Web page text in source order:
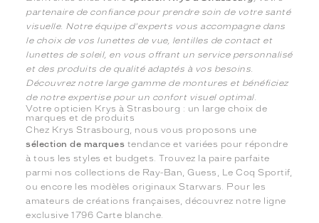
partenaire de confiance pour prendre soin de votre santé
visuelle. Notre équipe d'experts vous accompagne dans
le choix de vos lunettes de vue, lentilles de contact et
lunettes de soleil, en vous offrant un service personnalisé
et des produits de qualité adaptés à vos besoins.
Découvrez notre large gamme de montures et bénéficiez
de notre expertise pour un confort visuel optimal.
Votre opticien Krys à Strasbourg : un large choix de
marques et de produits
Chez Krys Strasbourg, nous vous proposons une
sélection de marques tendance et variées pour répondre
à tous les styles et budgets. Trouvez la paire parfaite
parmi nos collections de Ray-Ban, Guess, Le Coq Sportif,
ou encore les modèles originaux Starwars. Pour les
amateurs de créations françaises, découvrez notre ligne
exclusive 1796 Carte blanche.